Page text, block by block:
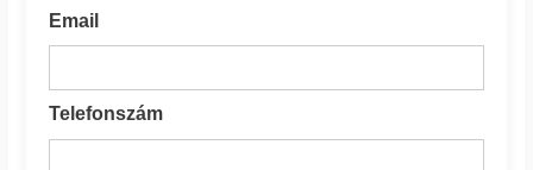
Email
Telefonszám